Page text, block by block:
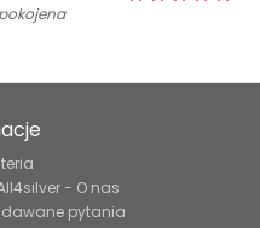
- O nas
pytania